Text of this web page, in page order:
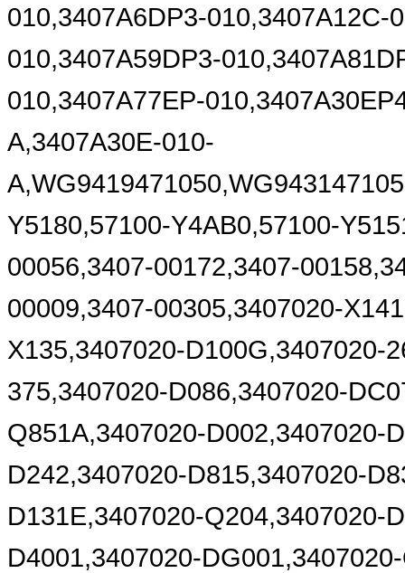
010,3407A6DP3-010,3407A12C-
010,3407A59DP3-
010,3407A77EP-
A,3407A30E-010-
Y5180,57100-Y4AB0,57100-
00056,3407-00172,3407-
00009,3407-00305,3407020-
X135,3407020-D100G,3407020-
375,3407020-D086,3407020-
Q851A,3407020-D002,3407020-
D242,3407020-D815,3407020-
D131E,3407020-Q204,3407020-
D4001,3407020-